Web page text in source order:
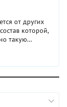
от других
которой,
такую
жидкое,
ничуть не
отварной
случае вкус
поистине